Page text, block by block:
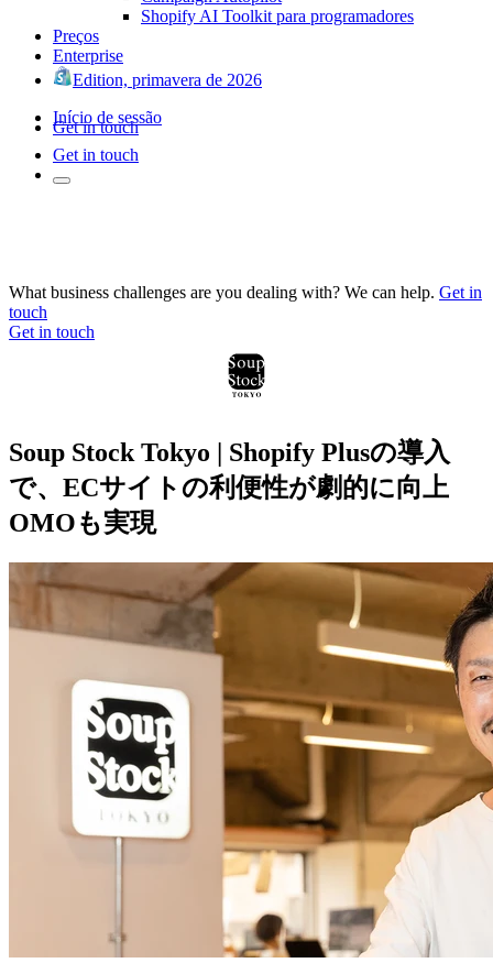
Shopify AI Toolkit para programadores
Preços
Enterprise
Edition, primavera de 2026
Início de sessão
Get in touch
Get in touch
What business challenges are you dealing with? We can help. Get in
touch
Get in touch
Soup Stock Tokyo | Shopify Plusの導入
で、ECサイトの利便性が劇的に向上
OMOも実現